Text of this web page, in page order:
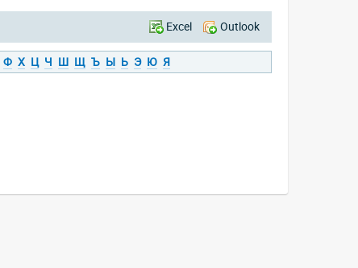
Excel Outlook
Ф Х Ц Ч Ш Щ Ъ Ы Ь Э Ю Я